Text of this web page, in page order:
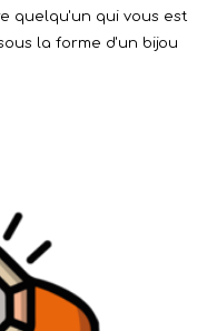
quelqu'un qui vous est
la forme d'un bijou